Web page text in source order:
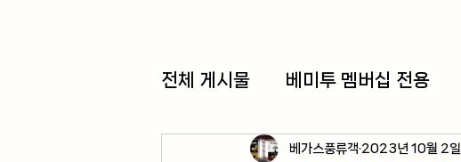
전체 게시물 베미투 멤버십 전용
각종 자산 투자 미국 경제 지표
베가스풍류객 2023년 10월 2일